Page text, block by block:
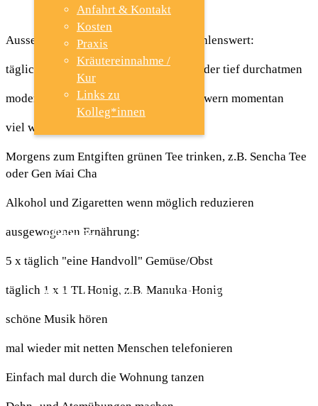
Anfahrt & Kontakt
Kosten
Praxis
Kräutereinnahme /
Kur
Links zu
Kolleg*innen
SHIATSU
PSYCHO-TRAUMA- THERAPIE
Ausserdem - auch ohne Corona- empfehlenswert:
täglich Spazieren gehen und immer wieder tief durchatmen
moderat Sport machen, d.h. nicht auspowern momentan
viel warmes Wasser oder Tee trinken
Morgens zum Entgiften grünen Tee trinken, z.B. Sencha Tee
oder Gen Mai Cha
Alkohol und Zigaretten wenn möglich reduzieren
ausgewogenen Ernährung:
5 x täglich "eine Handvoll" Gemüse/Obst
täglich 1 x 1 TL Honig, z.B. Manuka-Honig
schöne Musik hören
mal wieder mit netten Menschen telefonieren
Einfach mal durch die Wohnung tanzen